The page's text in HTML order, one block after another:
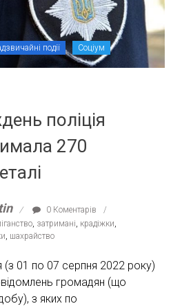
події Соціум
поліція
270
0 Коментарів
, затримані крадіжки
шахрайство
01 по 07 серпня 2022 року)
громадян (що
з яких по